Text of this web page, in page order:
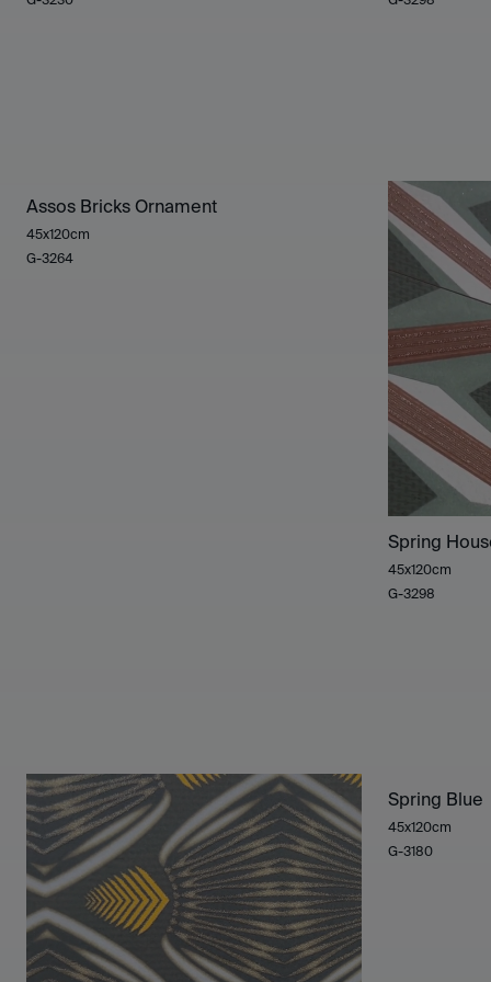
Assos Bricks Ornament
45x120cm
G-3264
Spring
45x120cm
G-3298
Spring Blue
45x120cm
G-3180